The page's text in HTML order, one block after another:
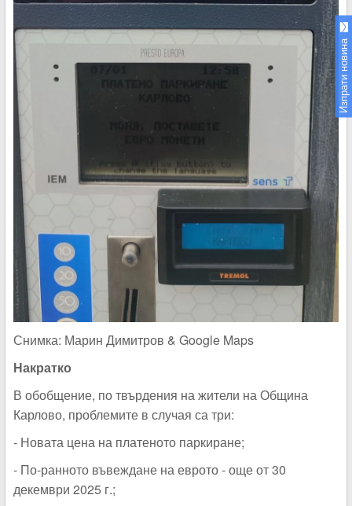
Снимка: Марин Димитров & Google Maps
Накратко
В обобщение, по твърдения на жители на Община
Карлово, проблемите в случая са три:
- Новата цена на платеното паркиране;
- По-ранното въвеждане на еврото - още от 30
декември 2025 г.;
Изпрати новина